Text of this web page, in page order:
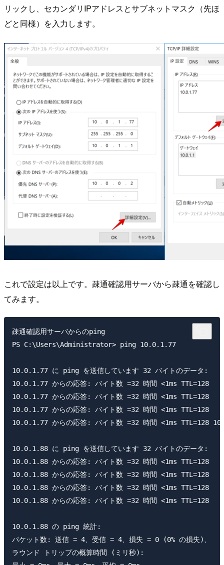
リックし、セカンダリIPアドレスとサブネットマスク（先ほ
どと同様）を入力します。
これで設定は以上です。疎通確認用サーバから疎通を確認し
てみます。
疎通確認用サーバからのping
PS C:\Users\Administrator> ping 10.0.1.77
10.0.1.77 に ping を送信しています 32 バイトのデータ:
10.0.1.77 からの応答: バイト数 =32 時間 <1ms TTL=128
10.0.1.77 からの応答: バイト数 =32 時間 <1ms TTL=128
10.0.1.77 からの応答: バイト数 =32 時間 <1ms TTL=128
10.0.1.77 からの応答: バイト数 =32 時間 <1ms TTL=128
10.0.1.88 に ping を送信しています 32 バイトのデータ:
10.0.1.88 からの応答: バイト数 =32 時間 <1ms TTL=128
10.0.1.88 からの応答: バイト数 =32 時間 <1ms TTL=128
10.0.1.88 からの応答: バイト数 =32 時間 <1ms TTL=128
10.0.1.88 からの応答: バイト数 =32 時間 <1ms TTL=128
10.0.1.88 の ping 統計:
パケット数: 送信 = 4、受信 = 4、損失 = 0 (0% の損失)、
ラウンド トリップの概算時間 (ミリ秒):